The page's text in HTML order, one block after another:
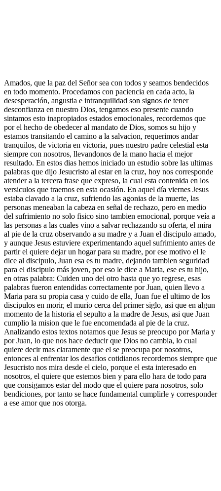
Amados, que la paz del Señor sea con todos y seamos bendecidos
en todo momento. Procedamos con paciencia en cada acto, la
desesperación, angustia e intranquilidad son signos de tener
desconfianza en nuestro Dios, tengamos eso presente cuando
sintamos esto inapropiados estados emocionales, recordemos que
por el hecho de obedecer al mandato de Dios, somos su hijo y
estamos transitando el camino a la salvacion, requerimos andar
tranquilos, de victoria en victoria, pues nuestro padre celestial esta
siempre con nosotros, llevandonos de la mano hacia el mejor
resultado. En estos dias hemos iniciado un estudio sobre las ultimas
palabras que dijo Jesucristo al estar en la cruz, hoy nos corresponde
atender a la tercera frase que expreso, la cual esta contenida en los
versiculos que traemos en esta ocasión. En aquel día viernes Jesus
estaba clavado a la cruz, sufriendo las agonias de la muerte, las
personas meneaban la cabeza en señal de rechazo, pero en medio
del sufrimiento no solo fisico sino tambien emocional, porque veía a
las personas a las cuales vino a salvar rechazando su oferta, el mira
al pie de la cruz observando a su madre y a Juan el discipulo amado,
y aunque Jesus estuviere experimentando aquel sufrimiento antes de
partir el quiere dejar un hogar para su madre, por ese motivo el le
dice al discipulo, Juan esa es tu madre, dejando tambien seguridad
para el discipulo más joven, por eso le dice a Maria, ese es tu hijo,
en otras palabra: Cuiden uno del otro hasta que yo regrese, esas
palabras fueron entendidas correctamente por Juan, quien llevo a
Maria para su propia casa y cuido de ella, Juan fue el ultimo de los
discipulos en morir, el murio cerca del primer siglo, asi que en algun
momento de la historia el sepulto a la madre de Jesus, asi que Juan
cumplio la mision que le fue encomendada al pie de la cruz.
Analizando estos textos notamos que Jesus se preocupo por Maria y
por Juan, lo que nos hace deducir que Dios no cambia, lo cual
quiere decir mas claramente que el se preocupa por nosotros,
entonces al enfrentar los desafios cotidianos recordemos siempre que
Jesucristo nos mira desde el cielo, porque el esta interesado en
nosotros, el quiere que estemos bien y para ello hara de todo para
que consigamos estar del modo que el quiere para nosotros, solo
bendiciones, por tanto se hace fundamental cumplirle y corresponder
a ese amor que nos otorga.